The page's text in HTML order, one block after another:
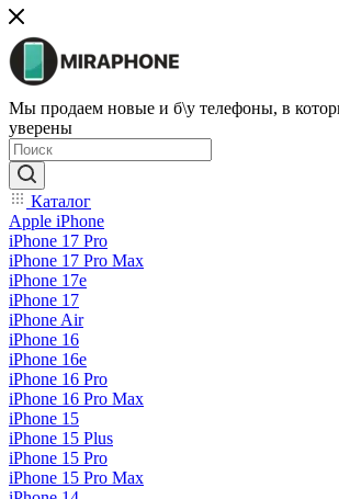
Мы продаем новые и б\у телефоны, в
уверены
Каталог
Apple iPhone
iPhone 17 Pro
iPhone 17 Pro Max
iPhone 17e
iPhone 17
iPhone Air
iPhone 16
iPhone 16e
iPhone 16 Pro
iPhone 16 Pro Max
iPhone 15
iPhone 15 Plus
iPhone 15 Pro
iPhone 15 Pro Max